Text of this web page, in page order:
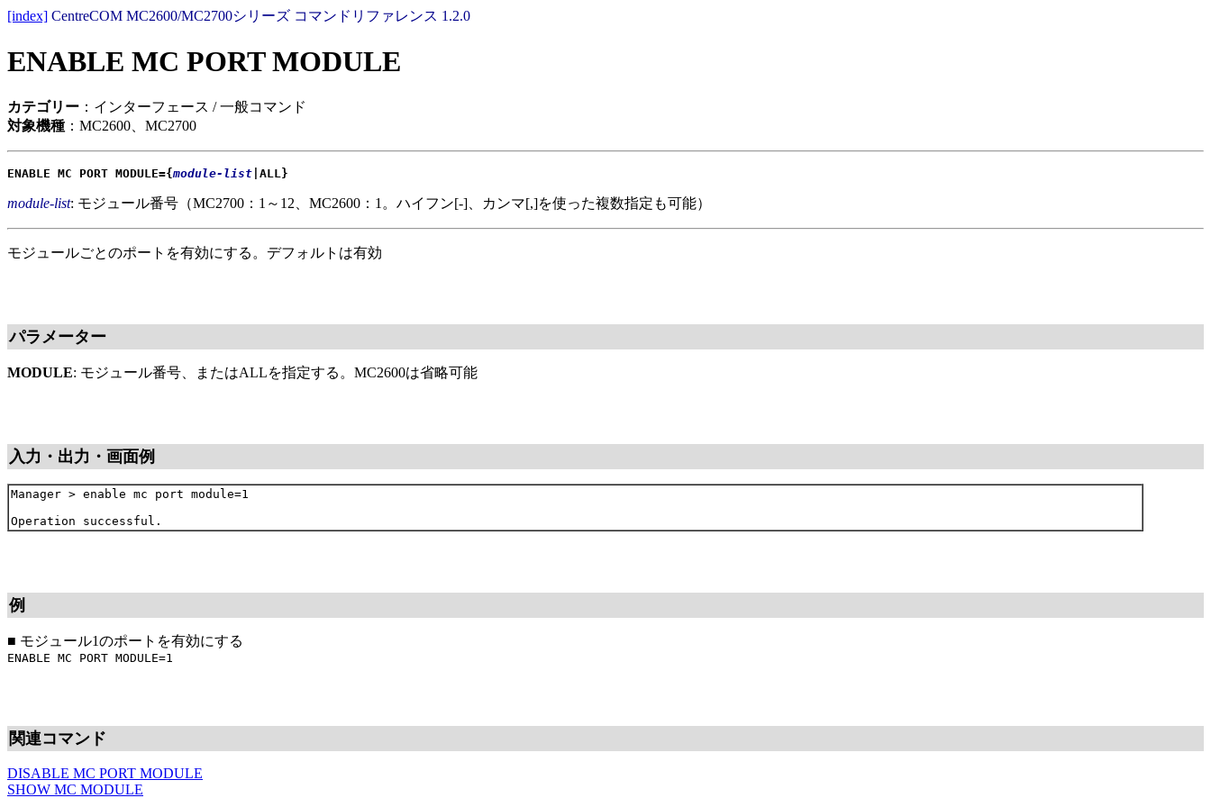
[index] CentreCOM MC2600/MC2700シリーズ コマンドリファレンス 1.2.0
ENABLE MC PORT MODULE
カテゴリー ：インターフェース / 一般コマンド
対象機種 ：MC2600、MC2700
ENABLE MC PORT MODULE={module-list |ALL}
module-list: モジュール番号（MC2700：1～12、MC2600：1。ハイフン[-]、カンマ[,]を使った複数指定も可能）
モジュールごとのポートを有効にする。デフォルトは有効
パラメーター
MODULE: モジュール番号、またはALLを指定する。MC2600は省略可能
入力・出力・画面例
Manager > enable mc port module=1
例
■ モジュール1のポートを有効にする
ENABLE MC PORT MODULE=1
関連コマンド
DISABLE MC PORT MODULE
SHOW MC MODULE